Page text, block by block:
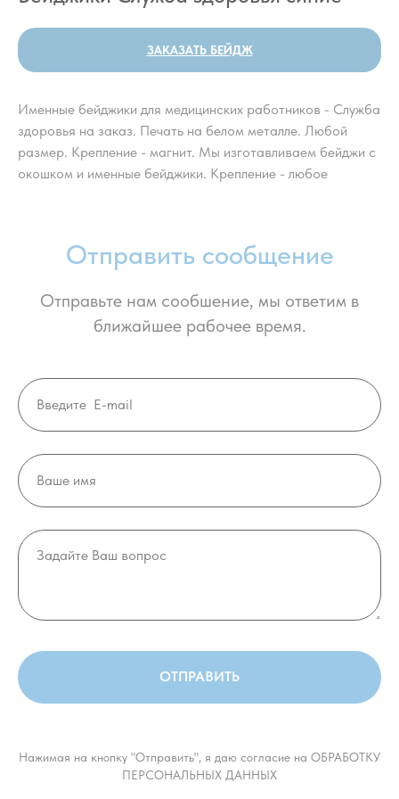
ЗАКАЗАТЬ БЕЙДЖ
Именные бейджики для медицинских работников - Служба
здоровья на заказ. Печать на белом металле. Любой
размер. Крепление - магнит. Мы изготавливаем бейджи с
окошком и именные бейджики. Крепление - любое
Отправить сообщение
Отправьте нам сообшение, мы ответим в
ближайшее рабочее время.
ОТПРАВИТЬ
Нажимая на кнопку "Отправить", я даю согласие на ОБРАБОТКУ
ПЕРСОНАЛЬНЫХ ДАННЫХ